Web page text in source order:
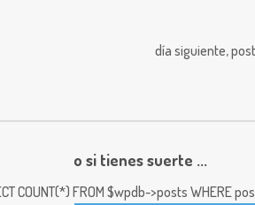
día siguiente,
o si tienes suerte ...
COUNT(*) FROM $wpdb->posts WHERE